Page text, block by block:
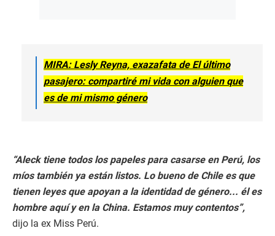
MIRA: Lesly Reyna, exazafata de El último
pasajero: compartiré mi vida con alguien que
es de mi mismo género
“Aleck tiene todos los papeles para casarse en Perú, los
míos también ya están listos. Lo bueno de Chile es que
tienen leyes que apoyan a la identidad de género... él es
hombre aquí y en la China. Estamos muy contentos”,
dijo la ex Miss Perú.